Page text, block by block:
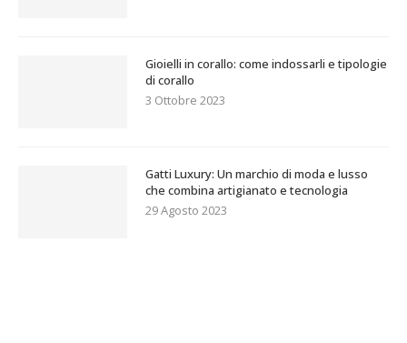
Gioielli in corallo: come indossarli e tipologie
di corallo
3 Ottobre 2023
Gatti Luxury: Un marchio di moda e lusso
che combina artigianato e tecnologia
29 Agosto 2023